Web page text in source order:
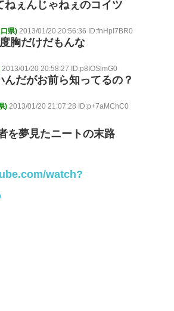
ねぇんじゃねぇのコイツ
県) 2013/01/20 20:56:36 ID:fnHpI7BR0
胸だけだもんな
2013/01/20 20:58:27 ID:p8IOSlmG0
んだがお前ら知ってるの？
) 2013/01/20 21:07:28 ID:p+7aMChC0
を夢見たニートの末路
watch?